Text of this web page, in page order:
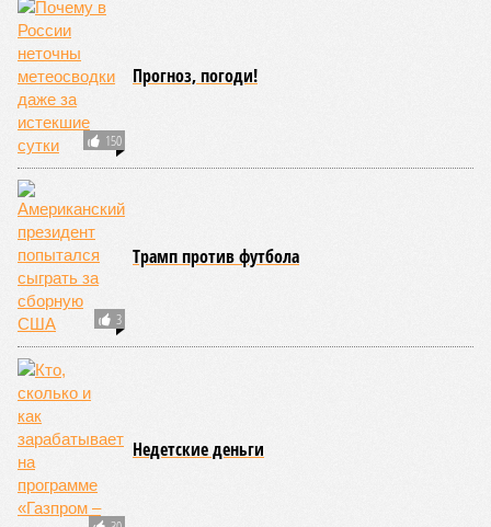
Экс-президент
Финляндии
отказался признать
Россию угрозой для
Европы
Новости smi2.ru
10:12
США разрешили Турции передать Украине ракеты
10:11
В Японии впервые за последние годы открыто
бомбардировкам
10:08
Спецслужбы продолжают использовать номерные
радиостанции для передачи шифровок агентам
09:59
Детство без ИИ назвали привилегией элиты